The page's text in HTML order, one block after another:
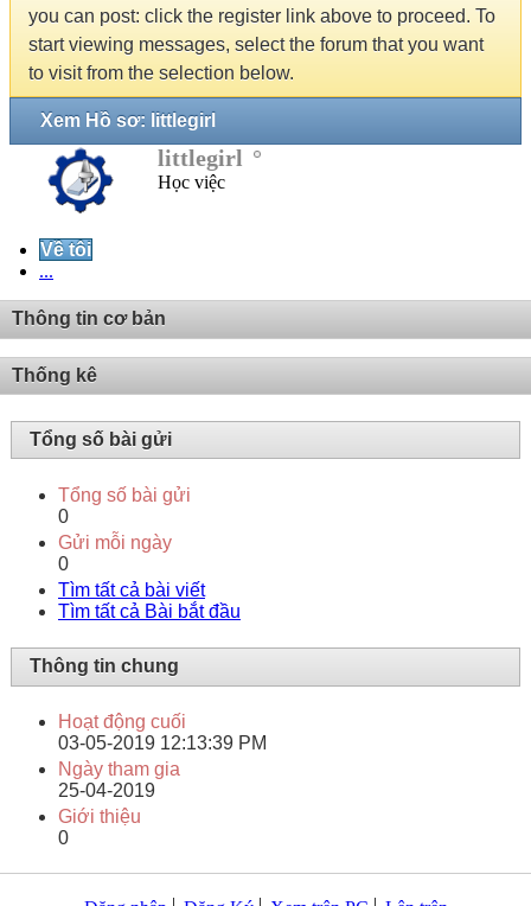
you can post: click the register link above to proceed. To
start viewing messages, select the forum that you want
to visit from the selection below.
Xem Hồ sơ: littlegirl
littlegirl
Học việc
Về tôi
...
Thông tin cơ bản
Thống kê
Tổng số bài gửi
Tổng số bài gửi
0
Gửi mỗi ngày
0
Tìm tất cả bài viết
Tìm tất cả Bài bắt đầu
Thông tin chung
Hoạt động cuối
03-05-2019 12:13:39 PM
Ngày tham gia
25-04-2019
Giới thiệu
0